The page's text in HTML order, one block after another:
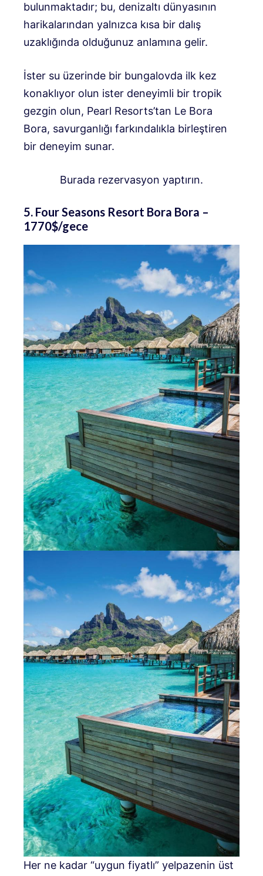
bulunmaktadır; bu, denizaltı dünyasının
harikalarından yalnızca kısa bir dalış
uzaklığında olduğunuz anlamına gelir.
İster su üzerinde bir bungalovda ilk kez
konaklıyor olun ister deneyimli bir tropik
gezgin olun, Pearl Resorts’tan Le Bora
Bora, savurganlığı farkındalıkla birleştiren
bir deneyim sunar.
Burada rezervasyon yaptırın.
5. Four Seasons Resort Bora Bora –
1770$/gece
Her ne kadar “uygun fiyatlı” yelpazenin üst